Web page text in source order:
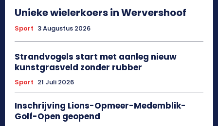
Unieke wielerkoers in Wervershoof
Sport 3 Augustus 2026
Strandvogels start met aanleg nieuw
kunstgrasveld zonder rubber
Sport 21 Juli 2026
Inschrijving Lions-Opmeer-Medemblik-
Golf-Open geopend